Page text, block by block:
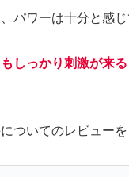
パワーは十分と感じ
しっかり刺激が来
ついてのレビューを